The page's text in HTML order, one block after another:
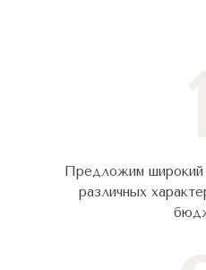
Предложим широкий
различных